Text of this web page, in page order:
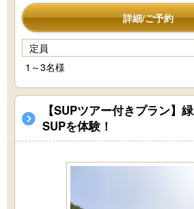
詳細/ご予約
定員
1～3名様
【SUPツアー付きプラン】
SUPを体験！